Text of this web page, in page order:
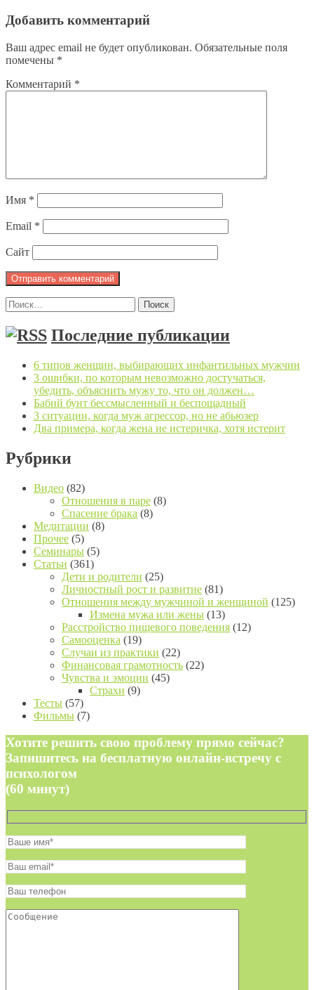
Добавить комментарий
Ваш адрес email не будет опубликован. Обязательные поля
помечены *
Комментарий *
Имя *
Email *
Сайт
Найти:
Последние публикации
6 типов женщин, выбирающих инфантильных мужчин
3 ошибки, по которым невозможно достучаться,
убедить, объяснить мужу то, что он должен…
Бабий бунт бессмысленный и беспощадный
3 ситуации, когда муж агрессор, но не абьюзер
Два примера, когда жена не истеричка, хотя истерит
Рубрики
Видео (82)
Отношения в паре (8)
Спасение брака (8)
Медитации (8)
Прочее (5)
Семинары (5)
Статьи (361)
Дети и родители (25)
Личностный рост и развитие (81)
Отношения между мужчиной и женщиной (125)
Измена мужа или жены (13)
Расстройство пищевого поведения (12)
Самооценка (19)
Случаи из практики (22)
Финансовая грамотность (22)
Чувства и эмоции (45)
Страхи (9)
Тесты (57)
Фильмы (7)
Хотите решить свою проблему прямо сейчас?
Запишитесь на бесплатную онлайн-встречу с
психологом
(60 минут)